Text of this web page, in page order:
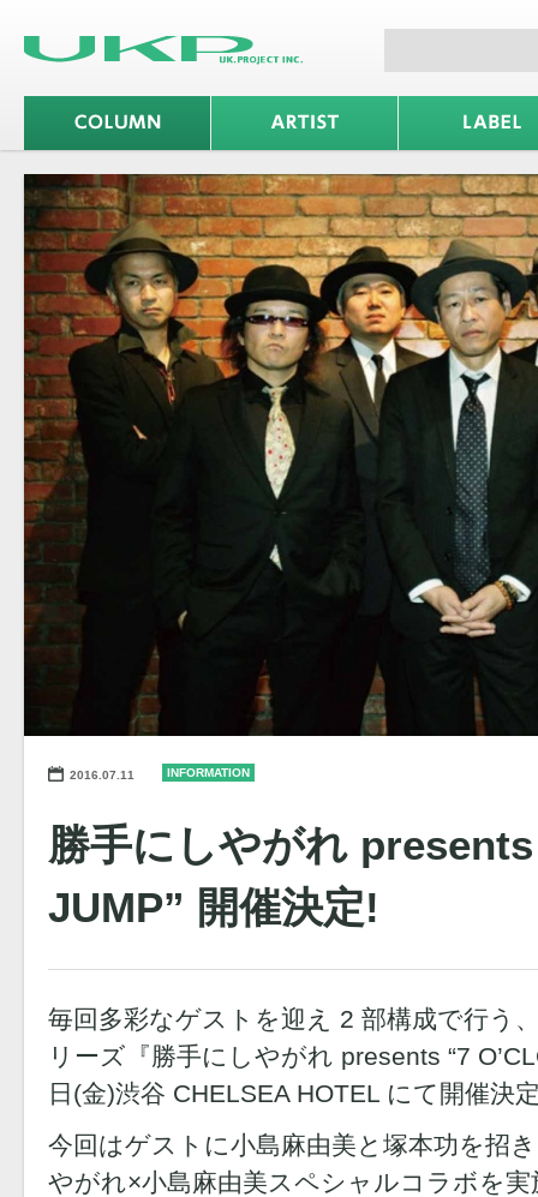
2016.07.11 INFORMATION
勝手にしやがれ presents
JUMP” 開催決定!
毎回多彩なゲストを迎え 2 部構成で行う
リーズ『勝手にしやがれ presents “7
日(金)渋谷 CHELSEA HOTEL にて開催決
今回はゲストに小島麻由美と塚本功を招
やがれ×小島麻由美スペシャルコラボを実